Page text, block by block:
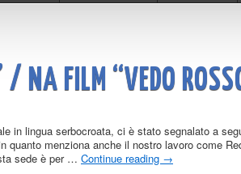
/ NA FILM “VEDO
in lingua serbocroata, ci è stato segnalato a
quanto menziona anche il nostro lavoro come
sede è per … Continue reading →